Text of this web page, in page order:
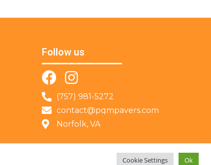
Follow us
(757) 981-5272
contact@pqmpavers.com
Norfolk, VA
Cookie Settings Ok